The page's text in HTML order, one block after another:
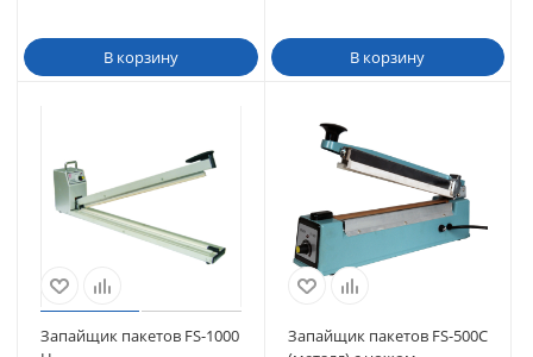
В корзину В корзину
Запайщик пакетов FS-1000
Запайщик пакетов FS-500C